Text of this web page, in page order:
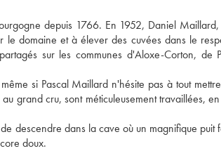
depuis 1766. En 1952, Daniel
domaine et à élever des cuvées dans le
sur les communes d'Aloxe-Corton, de
si Pascal Maillard n'hésite pas à tout
grand cru, sont méticuleusement travaillées,
descendre dans la cave où un magnifique puit
doux.